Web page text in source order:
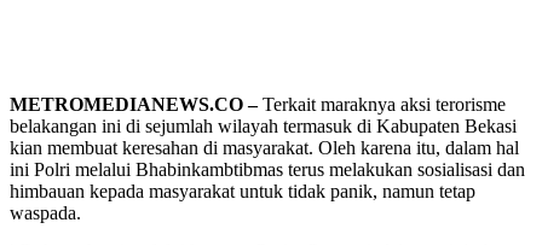
METROMEDIANEWS.CO –Terkait maraknya aksi terorisme
belakangan ini di sejumlah wilayah termasuk di Kabupaten Bekasi
kian membuat keresahan di masyarakat. Oleh karena itu, dalam hal
ini Polri melalui Bhabinkambtibmas terus melakukan sosialisasi dan
himbauan kepada masyarakat untuk tidak panik, namun tetap
waspada.